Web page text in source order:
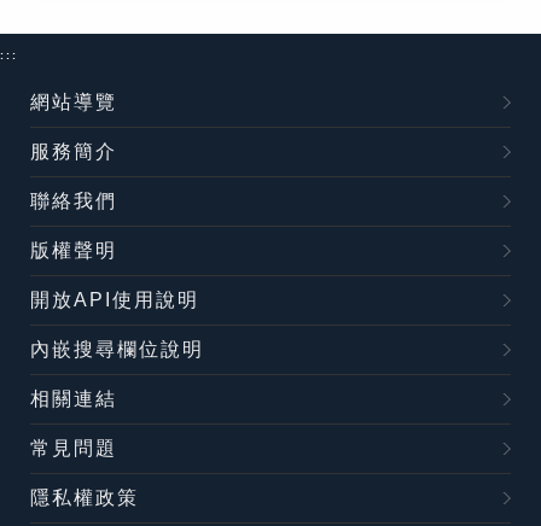
:::
網站導覽
服務簡介
聯絡我們
版權聲明
開放API使用說明
內嵌搜尋欄位說明
相關連結
常見問題
隱私權政策